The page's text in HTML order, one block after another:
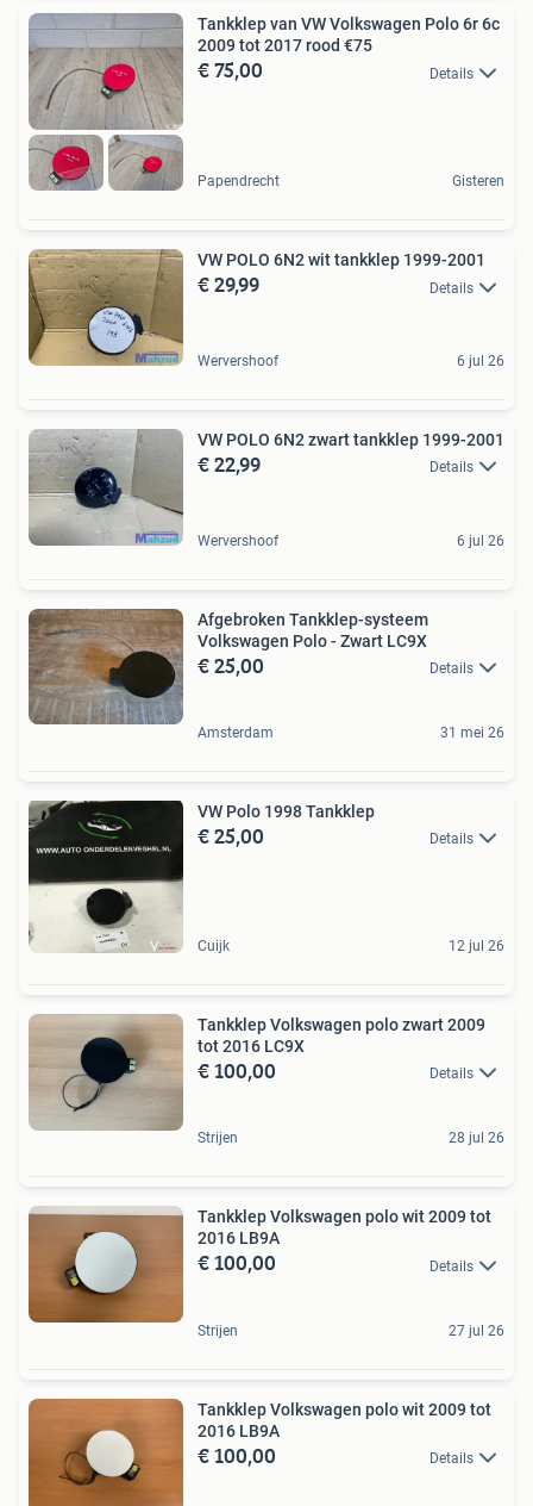
Tankklep van VW Volkswagen Polo 6r 6c
2009 tot 2017 rood €75
€ 75,00 Details
Papendrecht Gisteren
VW POLO 6N2 wit tankklep 1999-2001
€ 29,99 Details
Wervershoof 6 jul 26
VW POLO 6N2 zwart tankklep 1999-2001
€ 22,99 Details
Wervershoof 6 jul 26
Afgebroken Tankklep-systeem
Volkswagen Polo - Zwart LC9X
€ 25,00 Details
Amsterdam 31 mei 26
VW Polo 1998 Tankklep
€ 25,00 Details
Cuijk 12 jul 26
Tankklep Volkswagen polo zwart 2009
tot 2016 LC9X
€ 100,00 Details
Strijen 28 jul 26
Tankklep Volkswagen polo wit 2009 tot
2016 LB9A
€ 100,00 Details
Strijen 27 jul 26
Tankklep Volkswagen polo wit 2009 tot
2016 LB9A
€ 100,00 Details